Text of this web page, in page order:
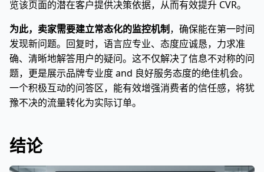
览该页面的潜在客户提供决策依据，从而有效提升 CVR。
为此，卖家需要建立常态化的监控机制 ，确保能在第一时间
发现新问题。回复时，语言应专业、态度应诚恳，力求准
确、清晰地解答用户的疑问。这不仅解决了信息不对称的问
题，更是展示品牌专业度 and 良好服务态度的绝佳机会。
一个积极互动的问答区，能有效增强消费者的信任感，将犹
豫不决的流量转化为实际订单。
结论